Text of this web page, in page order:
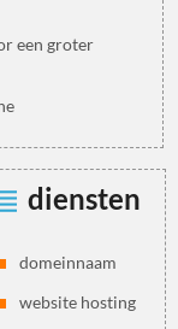
een groter
diensten
domeinnaam
website hosting